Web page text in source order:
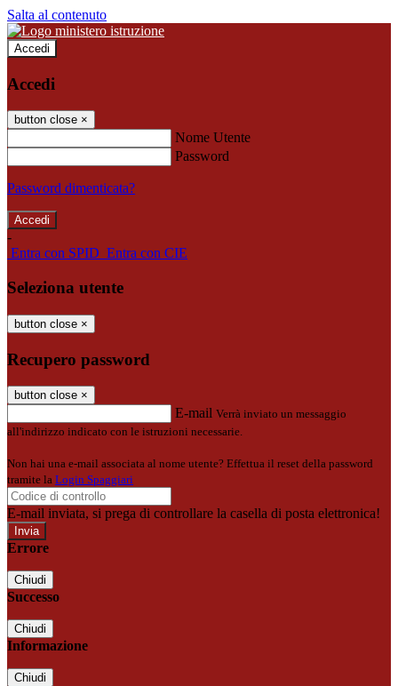
Salta al contenuto
Accedi
Accedi
button close ×
Nome Utente
Password
Password dimenticata?
-
Entra con SPID Entra con CIE
Seleziona utente
button close ×
Recupero password
button close ×
E-mail Verrà inviato un messaggio
all'indirizzo indicato con le istruzioni necessarie.
Non hai una e-mail associata al nome utente? Effettua il reset della password
tramite la Login Spaggiari
E-mail inviata, si prega di controllare la casella di posta elettronica!
Errore
Chiudi
Successo
Chiudi
Informazione
Chiudi